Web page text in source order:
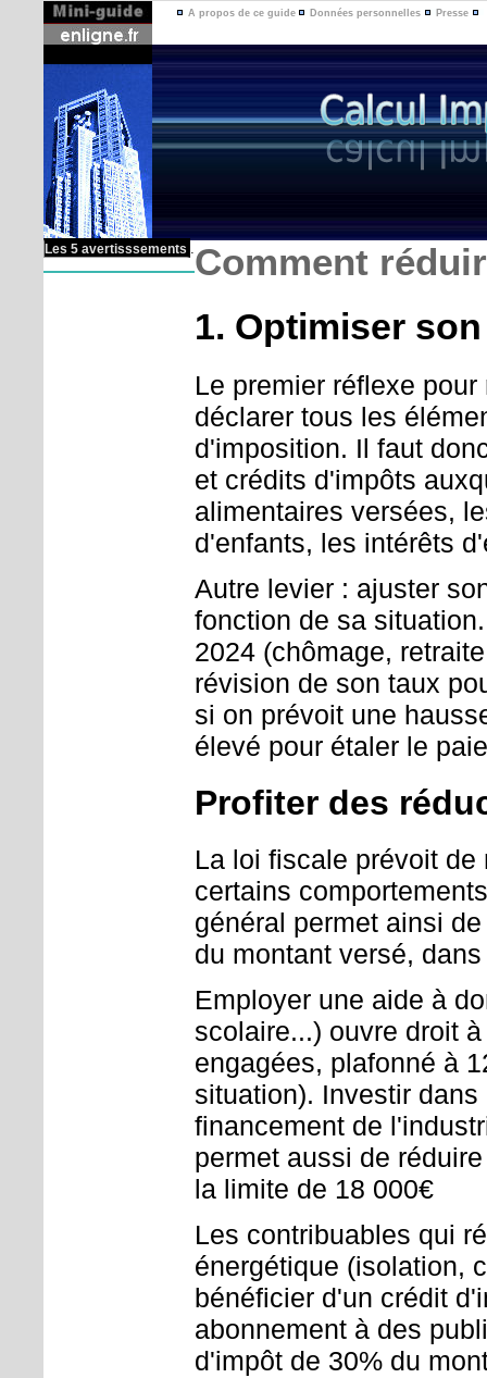
A propos de ce guide Données personnelles Presse
Les 5 avertisssements .Comment
1. Optimiser
Le premier réflexe
déclarer tous les
d'imposition. Il faut
et crédits d'impôts
alimentaires versées,
d'enfants, les intérêts
Autre levier : ajuster
fonction de sa
2024 (chômage,
révision de son taux
si on prévoit une
élevé pour étaler le
Profiter des
La loi fiscale prévoit
certains
général permet ainsi
du montant versé,
Employer une aide à
scolaire...) ouvre droit
engagées, plafonné à
situation). Investir
financement de
permet aussi de
la limite de 18 000€
Les contribuables qui
énergétique (isolation,
bénéficier d'un crédit
abonnement à des
d'impôt de 30% du